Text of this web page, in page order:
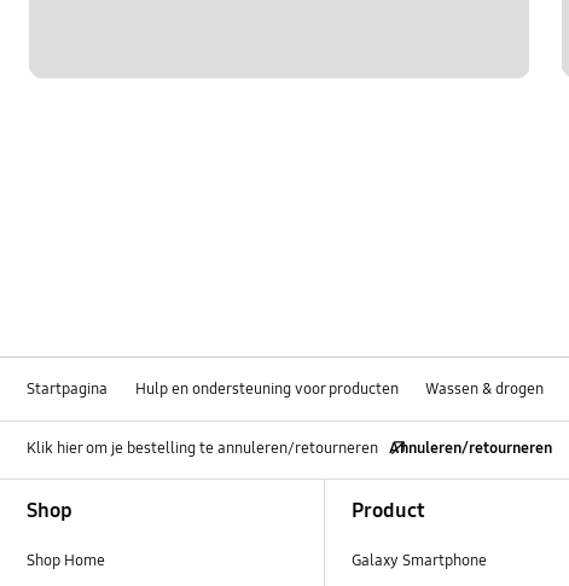
Startpagina Hulp en ondersteuning voor producten Wassen & drogen
Klik hier om je bestelling te annuleren/retourneren Annuleren/retourneren
Shop
Shop Home
Product
Galaxy Smartphone